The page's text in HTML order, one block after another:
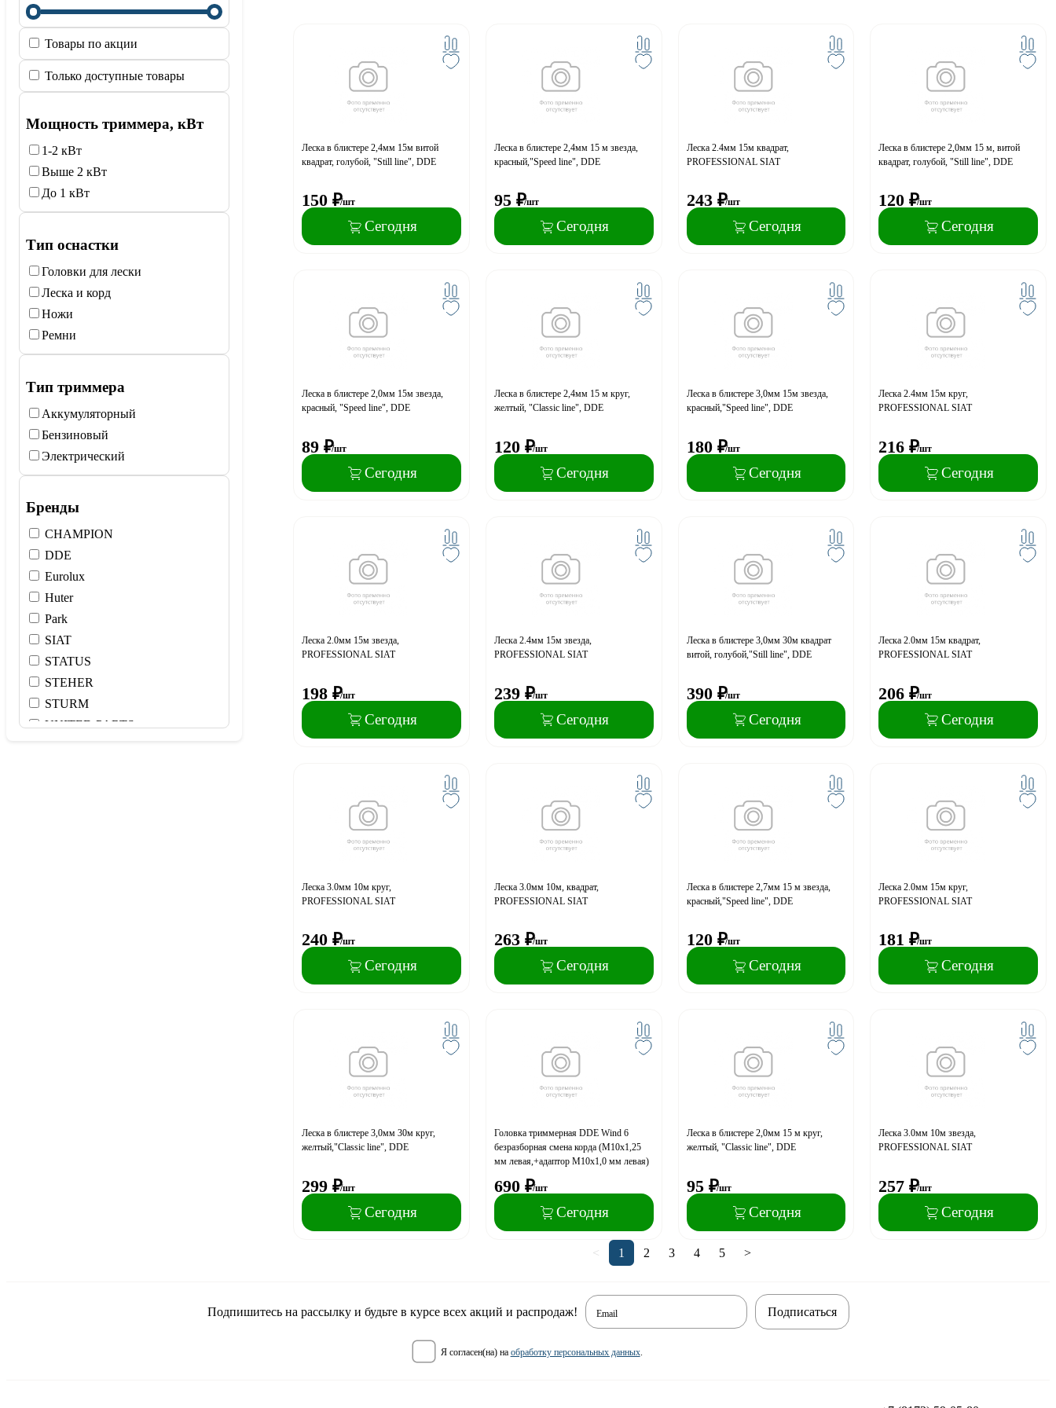
Товары по акции
Только доступные товары
Мощность триммера, кВт
1-2 кВт
Выше 2 кВт
До 1 кВт
Тип оснастки
Головки для лески
Леска и корд
Ножи
Ремни
Тип триммера
Аккумуляторный
Бензиновый
Электрический
Бренды
CHAMPION
DDE
Eurolux
Huter
Park
SIAT
STATUS
STEHER
STURM
UNITED PARTS
Леска в блистере 2,4мм 15м витой
квадрат, голубой, "Still line", DDE
150 ₽/шт
Сегодня
Леска в блистере 2,4мм 15 м звезда,
красный,"Speed line", DDE
95 ₽/шт
Сегодня
Леска 2.4мм 15м квадрат,
PROFESSIONAL SIAT
243 ₽/шт
Сегодня
Леска в блистере 2,0мм 15 м, витой
квадрат, голубой, "Still line", DDE
120 ₽/шт
Сегодня
Леска в блистере 2,0мм 15м звезда,
красный, "Speed line", DDE
89 ₽/шт
Сегодня
Леска в блистере 2,4мм 15 м круг,
желтый, "Classic line", DDE
120 ₽/шт
Сегодня
Леска в блистере 3,0мм 15м звезда,
красный,"Speed line", DDE
180 ₽/шт
Сегодня
Леска 2.4мм 15м круг,
PROFESSIONAL SIAT
216 ₽/шт
Сегодня
Леска 2.0мм 15м звезда,
PROFESSIONAL SIAT
198 ₽/шт
Сегодня
Леска 2.4мм 15м звезда,
PROFESSIONAL SIAT
239 ₽/шт
Сегодня
Леска в блистере 3,0мм 30м квадрат
витой, голубой,"Still line", DDE
390 ₽/шт
Сегодня
Леска 2.0мм 15м квадрат,
PROFESSIONAL SIAT
206 ₽/шт
Сегодня
Леска 3.0мм 10м круг,
PROFESSIONAL SIAT
240 ₽/шт
Сегодня
Леска 3.0мм 10м, квадрат,
PROFESSIONAL SIAT
263 ₽/шт
Сегодня
Леска в блистере 2,7мм 15 м звезда,
красный,"Speed line", DDE
120 ₽/шт
Сегодня
Леска 2.0мм 15м круг,
PROFESSIONAL SIAT
181 ₽/шт
Сегодня
Леска в блистере 3,0мм 30м круг,
желтый,"Classic line", DDE
299 ₽/шт
Сегодня
Головка триммерная DDE Wind 6
безразборная смена корда (М10х1,25
мм левая,+адаптор М10х1,0 мм левая)
690 ₽/шт
Сегодня
Леска в блистере 2,0мм 15 м круг,
желтый, "Classic line", DDE
95 ₽/шт
Сегодня
Леска 3.0мм 10м звезда,
PROFESSIONAL SIAT
257 ₽/шт
Сегодня
< 1 2 3 4 5 >
Подпишитесь на рассылку и будьте в курсе всех акций и распродаж! Email
я согласен(на) на обработку персональных данных.
Подписаться